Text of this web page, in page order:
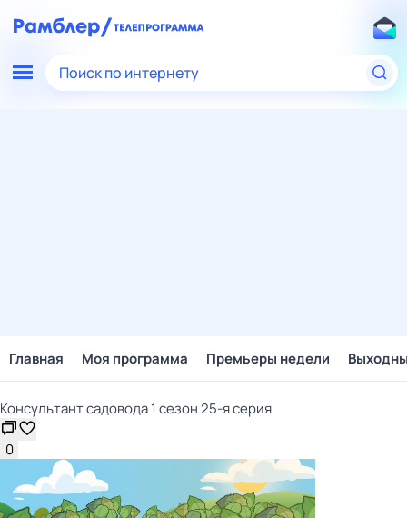
Поиск по интернету
Главная Моя программа Премьеры недели
Консультант садовода 1 сезон 25-я серия
0